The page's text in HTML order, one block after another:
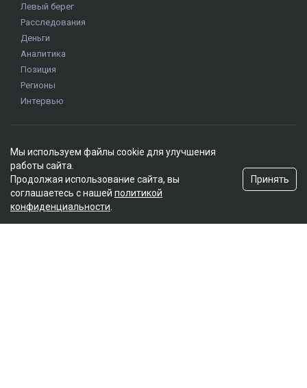
Левый берег
Расследования
Деньги
Аналитика
Позиция
Регионы
Интервью
О проекте
Правила сайта
Реклама на сайте
Контакты
Редакционная политика
Мы используем файлы cookie для улучшения
работы сайта.
Продолжая использование сайта, вы
соглашаетесь с нашей политикой
конфиденциальности
Принять